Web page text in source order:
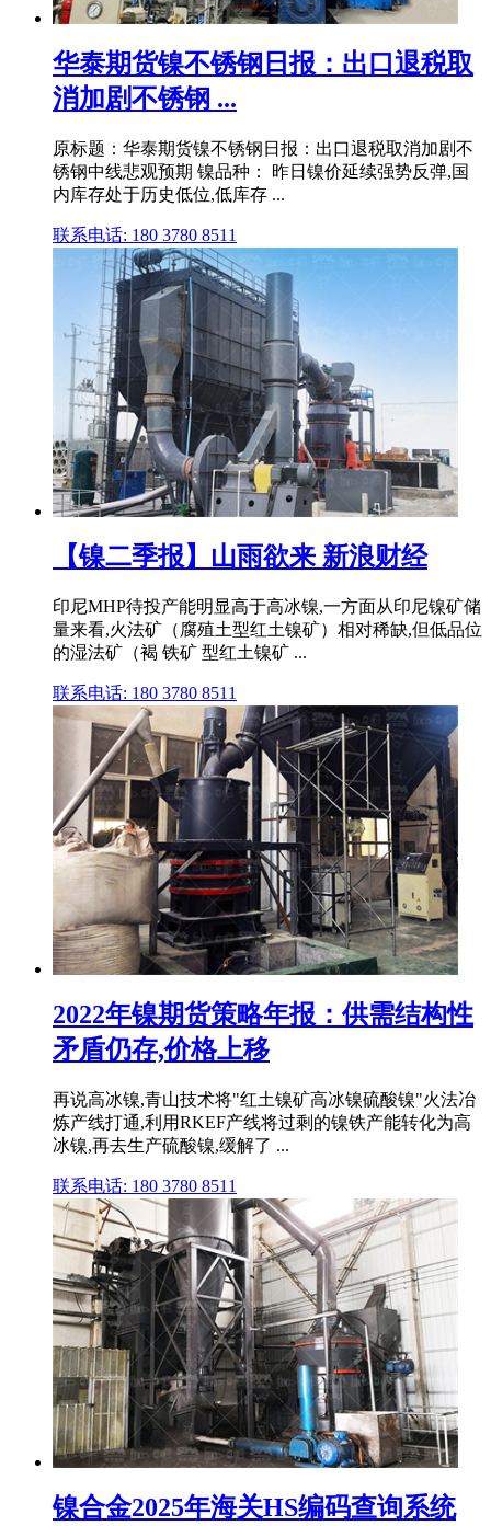
华泰期货镍不锈钢日报：出口退税取
消加剧不锈钢 ...
原标题：华泰期货镍不锈钢日报：出口退税取消加剧不
锈钢中线悲观预期 镍品种： 昨日镍价延续强势反弹,国
内库存处于历史低位,低库存 ...
联系电话: 180 3780 8511
【镍二季报】山雨欲来 新浪财经
印尼MHP待投产能明显高于高冰镍,一方面从印尼镍矿储
量来看,火法矿（腐殖土型红土镍矿）相对稀缺,但低品位
的湿法矿（褐 铁矿 型红土镍矿 ...
联系电话: 180 3780 8511
2022年镍期货策略年报：供需结构性
矛盾仍存,价格上移
再说高冰镍,青山技术将"红土镍矿高冰镍硫酸镍"火法冶
炼产线打通,利用RKEF产线将过剩的镍铁产能转化为高
冰镍,再去生产硫酸镍,缓解了 ...
联系电话: 180 3780 8511
镍合金2025年海关HS编码查询系统